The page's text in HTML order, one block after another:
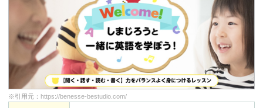
※引用元： https://benesse-bestudio.com/